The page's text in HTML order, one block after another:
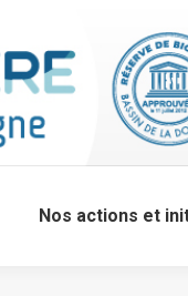
Nos actions et